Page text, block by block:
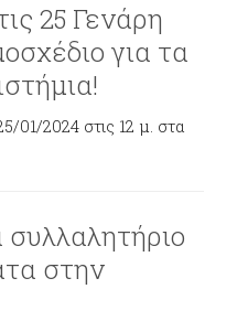
25 Γενάρη
για τα
01/2024 στις 12 μ. στα
στην